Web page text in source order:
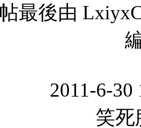
最後由
2011-6-30
笑死